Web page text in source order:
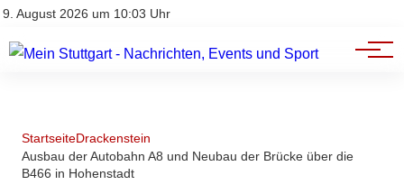
9. August 2026 um 10:03 Uhr
Impressum
Branchenbuch
Werbung
StartseiteDrackenstein
Ausbau der Autobahn A8 und Neubau der Brücke über die
B466 in Hohenstadt